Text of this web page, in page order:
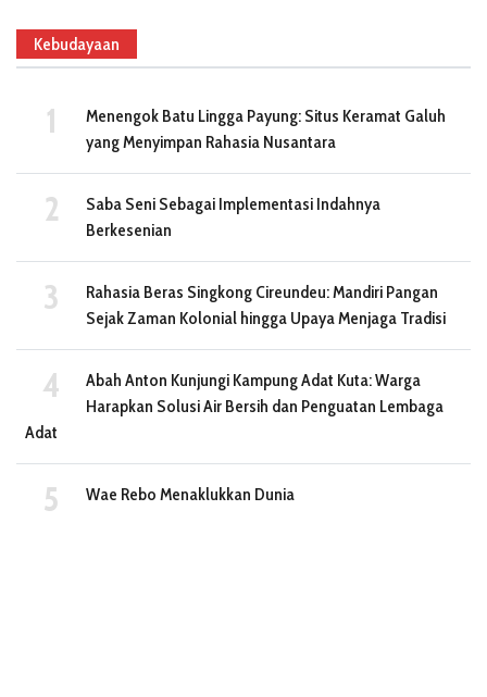
Kebudayaan
Menengok Batu Lingga Payung: Situs Keramat Galuh
yang Menyimpan Rahasia Nusantara
Saba Seni Sebagai Implementasi Indahnya
Berkesenian
Rahasia Beras Singkong Cireundeu: Mandiri Pangan
Sejak Zaman Kolonial hingga Upaya Menjaga Tradisi
Abah Anton Kunjungi Kampung Adat Kuta: Warga
Harapkan Solusi Air Bersih dan Penguatan Lembaga
Adat
Wae Rebo Menaklukkan Dunia